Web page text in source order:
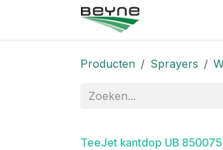
Overslaan naar inhoud
Producten Sprayers
TeeJet kantdop UB 850075